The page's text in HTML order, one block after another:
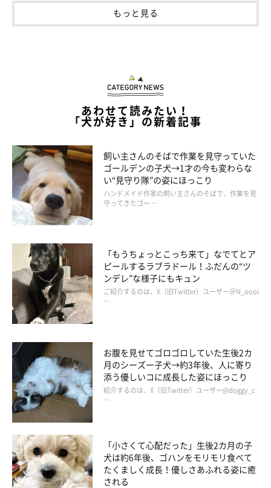
人なつっこく元気いっぱいのゆずちゃん
もっと見る
あわせて読みたい！
「犬が好き」の新着記事
飼い主さんのそばで作業を見守っていた
ゴールデンの子犬→1才の今も変わらな
い“見守り隊”の姿にほっこり
ハンドメイド作家の飼い主さんのそばで、作業を見
守ってきたゴー …
「もうちょっとこっち来て」なでてとア
ピールするラブラドール！ふだんの“ツ
ンデレ”な様子にもキュン
ご紹介するのは、X（旧Twitter）ユーザー＠N_oooi
…
お腹を見せてゴロゴロしていた生後2カ
月のシーズー子犬→約3年後、人に寄り
添う優しいコに成長した姿にほっこり
紹介するのは、X（旧Twitter）ユーザー@doggy_c
…
「小さくて心配だった」生後2カ月の子
犬は約6年後、ゴハンをモリモリ食べて
たくましく成長！優しさあふれる姿に癒
される